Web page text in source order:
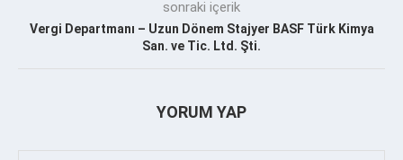
sonraki içerik
Vergi Departmanı – Uzun Dönem Stajyer BASF Türk Kimya
San. ve Tic. Ltd. Şti.
YORUM YAP